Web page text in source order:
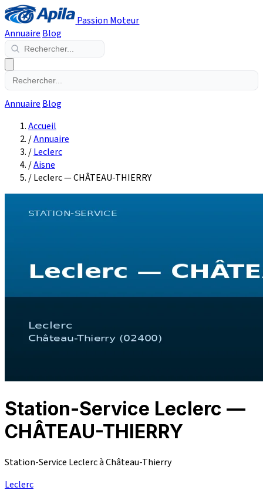
Passion Moteur
Annuaire Blog
Annuaire Blog
Accueil
/Annuaire
/Leclerc
/Aisne
/Leclerc — CHÂTEAU-THIERRY
Station-Service Leclerc —
CHÂTEAU-THIERRY
Station-Service Leclerc à Château-Thierry
Leclerc